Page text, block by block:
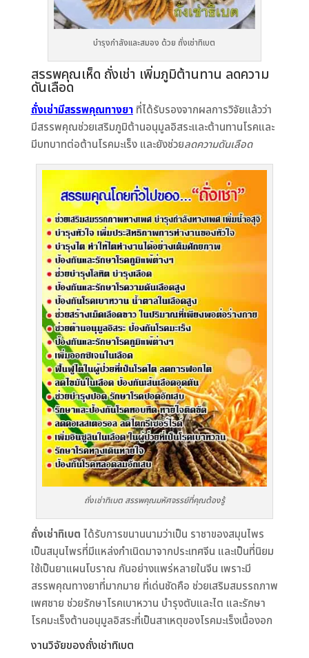
บำรุงกำลังและสมอง ด้วย ถั่งเช่าทิเบต
สรรพคุณเห็ด ถั่งเช่า เพิ่มภูมิต้านทาน ลดความ
ดันเลือด
ถั่งเช่ามีสรรพคุณทางยาที่ได้รับรองจากผลการวิจัยแล้วว่า
มีสรรพคุณช่วยเสริมภูมิต้านอนุมูลอิสระและต้านทานโรคและ
มีบทบาทต่อต้านโรคมะเร็ง และยังช่วยลดความดันเลือด
ถั่งเช่าทิเบต สรรพคุณมหัศจรรย์ที่คุณต้องรู้
ถั่งเช่าทิเบต ได้รับการขนานนามว่าเป็น ราชาของสมุนไพร
เป็นสมุนไพรที่มีแหล่งกำเนิดมาจากประเทศจีน และเป็นที่นิยม
ใช้เป็นยาแผนโบราณ กันอย่างแพร่หลายในจีน เพราะมี
สรรพคุณทางยาที่มากมาย ที่เด่นชัดคือ ช่วยเสริมสมรรถภาพ
เพศชาย ช่วยรักษาโรคเบาหวาน บำรุงตับและไต และรักษา
โรคมะเร็งต้านอนุมูลอิสระที่เป็นสาเหตุของโรคมะเร็งเนื้องอก
งานวิจัยของถั่งเช่าทิเบต